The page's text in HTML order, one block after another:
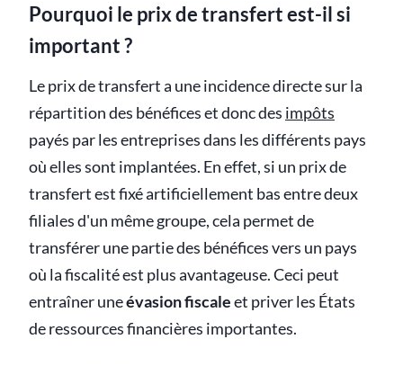
Pourquoi le prix de transfert est-il si
important ?
Le prix de transfert a une incidence directe sur la
répartition des bénéfices et donc des impôts
payés par les entreprises dans les différents pays
où elles sont implantées. En effet, si un prix de
transfert est fixé artificiellement bas entre deux
filiales d'un même groupe, cela permet de
transférer une partie des bénéfices vers un pays
où la fiscalité est plus avantageuse. Ceci peut
entraîner uneévasion fiscaleet priver les États
de ressources financières importantes.